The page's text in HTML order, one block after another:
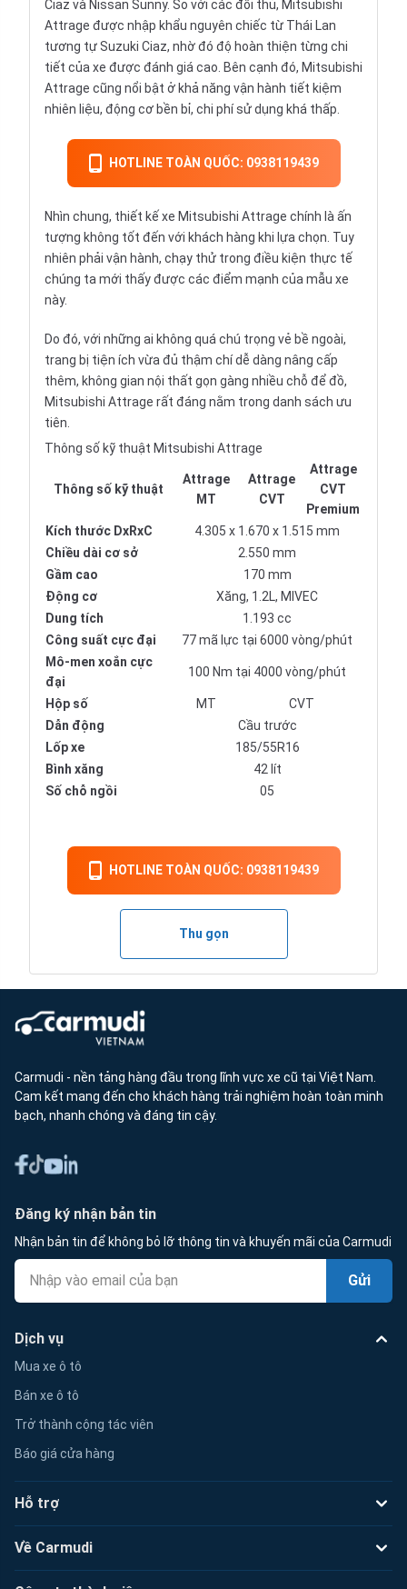
Ciaz và Nissan Sunny. So với các đối thủ, Mitsubishi
Attrage được nhập khẩu nguyên chiếc từ Thái Lan
tương tự Suzuki Ciaz, nhờ đó độ hoàn thiện từng chi
tiết của xe được đánh giá cao. Bên cạnh đó, Mitsubishi
Attrage cũng nổi bật ở khả năng vận hành tiết kiệm
nhiên liệu, động cơ bền bỉ, chi phí sử dụng khá thấp.
HOTLINE TOÀN QUỐC: 0938119439
Nhìn chung, thiết kế xe Mitsubishi Attrage chính là ấn
tượng không tốt đến với khách hàng khi lựa chọn. Tuy
nhiên phải vận hành, chạy thử trong điều kiện thực tế
chúng ta mới thấy được các điểm mạnh của mẫu xe
này.
Do đó, với những ai không quá chú trọng vẻ bề ngoài,
trang bị tiện ích vừa đủ thậm chí dễ dàng nâng cấp
thêm, không gian nội thất gọn gàng nhiều chỗ để đồ,
Mitsubishi Attrage rất đáng nằm trong danh sách ưu
tiên.
Thông số kỹ thuật Mitsubishi Attrage
Thông số kỹ thuật
Attrage
MT
Attrage
CVT
Attrage
CVT
Premium
Kích thước DxRxC
4.305 x 1.670 x 1.515 mm
Chiều dài cơ sở
2.550 mm
Gầm cao
170 mm
Động cơ
Xăng, 1.2L, MIVEC
Dung tích
1.193 cc
Công suất cực đại
77 mã lực tại 6000 vòng/phút
Mô-men xoắn cực
đại
100 Nm tại 4000 vòng/phút
Hộp số MT
CVT
Dẫn động
Cầu trước
Lốp xe
185/55R16
Bình xăng
42 lít
Số chỗ ngồi
05
HOTLINE TOÀN QUỐC: 0938119439
Thu gọn
Carmudi - nền tảng hàng đầu trong lĩnh vực xe cũ tại Việt Nam.
Cam kết mang đến cho khách hàng trải nghiệm hoàn toàn minh
bạch, nhanh chóng và đáng tin cậy.
Đăng ký nhận bản tin
Nhận bản tin để không bỏ lỡ thông tin và khuyến mãi của Carmudi
Gửi
Dịch vụ
Mua xe ô tô
Bán xe ô tô
Trở thành cộng tác viên
Báo giá cửa hàng
Hỗ trợ
Về Carmudi